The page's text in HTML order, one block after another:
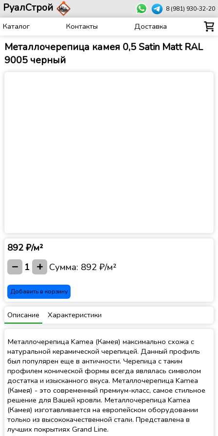
РуалСтрой 8 (981) 930-32-20
Каталог Контакты Доставка
Металлочерепица камея 0,5 Satin Matt RAL
9005 черный
892 ₽/м²
− 1 + Сумма: 892 ₽/м²
Добавить в корзину
Описание Характеристики
Металлочерепица Kamea (Камея) максимально схожа с
натуральной керамической черепицей. Данный профиль
был популярен еще в античности. Черепица с таким
профилем конической формы всегда являлась символом
достатка и изысканного вкуса. Металлочерепица Kamea
(Камея) - это современный премиум-класс, самое стильное
решение для Вашей кровли. Металлочерепица Kamea
(Камея) изготавливается на европейском оборудовании
только из высококачественной стали. Представлена в
лучших покрытиях Grand Line.